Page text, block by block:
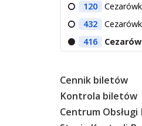
120
432
416
Cennik biletów
Kontrola biletów
Centrum Obsługi